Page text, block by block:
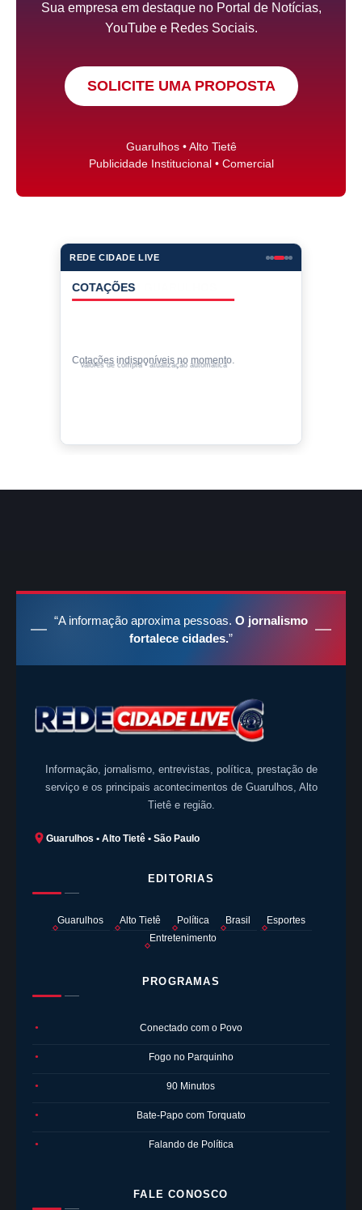
Sua empresa em destaque no Portal de Notícias,
YouTube e Redes Sociais.
SOLICITE UMA PROPOSTA
Guarulhos • Alto Tietê
Publicidade Institucional • Comercial
REDE CIDADE LIVE
COTAÇÕES
Cotações indisponíveis no momento.
Valores de compra • atualização automática
“A informação aproxima pessoas. O jornalismo
fortalece cidades.”
Informação, jornalismo, entrevistas, política, prestação de
serviço e os principais acontecimentos de Guarulhos, Alto
Tietê e região.
Guarulhos • Alto Tietê • São Paulo
EDITORIAS
Guarulhos Alto Tietê Política Brasil
Esportes
Entretenimento
PROGRAMAS
● Conectado com o Povo
● Fogo no Parquinho
● 90 Minutos
● Bate-Papo com Torquato
● Falando de Política
FALE CONOSCO